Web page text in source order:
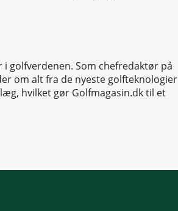
golfverdenen. Som chefredaktør på
om alt fra de nyeste golfteknologier
hvilket gør Golfmagasin.dk til et